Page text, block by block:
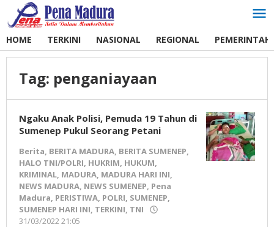
Lewati
ke
HOME TERKINI NASIONAL REGIONAL
Tag: penganiayaan
Ngaku Anak Polisi, Pemuda 19 Tahun di
Sumenep Pukul Seorang Petani
Berita, BERITA MADURA, BERITA SUMENEP,
HALO TNI/POLRI, HUKRIM, HUKUM,
KRIMINAL, MADURA, MADURA HARI INI,
NEWS MADURA, NEWS SUMENEP, Pena
Madura, PERISTIWA, POLRI, SUMENEP,
SUMENEP HARI INI, TERKINI, TNI
31/03/2022 21:05